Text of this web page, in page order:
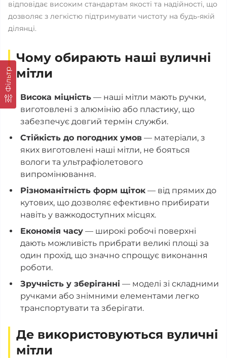
Фільтр
відповідає високим стандартам якості та надійності, що
дозволяє з легкістю підтримувати чистоту на будь-якій
ділянці.
Чому обирають наші вуличні
мітли
Висока міцність — наші мітли мають ручки,
виготовлені з алюмінію або пластику, що
забезпечує довгий термін служби.
Стійкість до погодних умов — матеріали, з
яких виготовлені наші мітли, не бояться
вологи та ультрафіолетового
випромінювання.
Різноманітність форм щіток — від прямих до
кутових, що дозволяє ефективно прибирати
навіть у важкодоступних місцях.
Економія часу — широкі робочі поверхні
дають можливість прибрати великі площі за
один прохід, що значно спрощує виконання
роботи.
Зручність у зберіганні — моделі зі складними
ручками або знімними елементами легко
транспортувати та зберігати.
Де використовуються вуличні
мітли